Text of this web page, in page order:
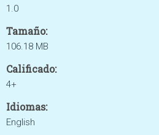
1.0
Tamaño:
106.18 MB
Calificado:
4+
Idiomas:
English